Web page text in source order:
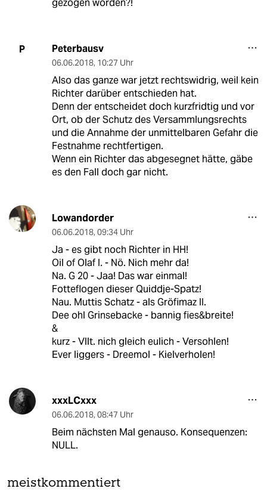
gezogen worden?!
P Peterbausv
06.06.2018, 10:27 Uhr
Also das ganze war jetzt rechtswidrig, weil kein
Richter darüber entschieden hat.
Denn der entscheidet doch kurzfridtig und vor
Ort, ob der Schutz des Versammlungsrechts
und die Annahme der unmittelbaren Gefahr die
Festnahme rechtfertigen.
Wenn ein Richter das abgesegnet hätte, gäbe
es den Fall doch gar nicht.
Lowandorder
06.06.2018, 09:34 Uhr
Ja - es gibt noch Richter in HH!
Oil of Olaf I. - Nö. Nich mehr da!
Na. G 20 - Jaa! Das war einmal!
Fotteflogen dieser Quiddje-Spatz!
Nau. Muttis Schatz - als Gröfimaz II.
Dee ohl Grinsebacke - bannig fies&breite!
&
kurz - Vllt. nich gleich eulich - Versohlen!
Ever liggers - Dreemol - Kielverholen!
xxxLCxxx
06.06.2018, 08:47 Uhr
Beim nächsten Mal genauso. Konsequenzen:
NULL.
meistkommentiert